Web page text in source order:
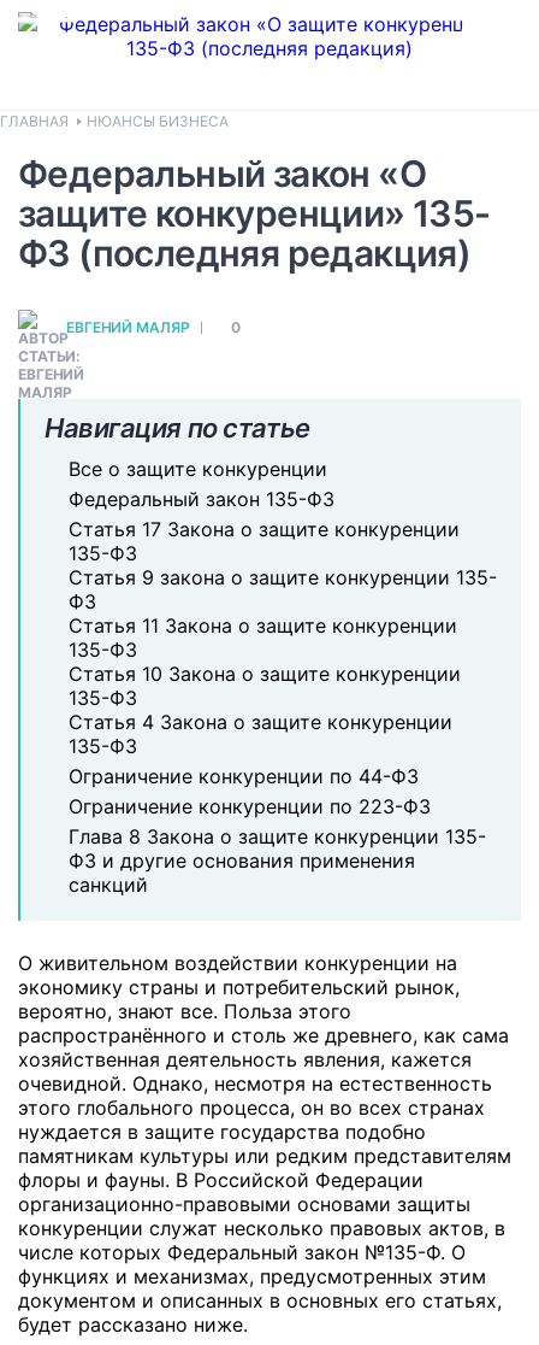
ГЛАВНАЯ НЮАНСЫ БИЗНЕСА
Федеральный закон «О
защите конкуренции» 135-
ФЗ (последняя редакция)
ЕВГЕНИЙ МАЛЯР 0
Навигация по статье
Все о защите конкуренции
Федеральный закон 135-ФЗ
Статья 17 Закона о защите конкуренции
135-ФЗ
Статья 9 закона о защите конкуренции 135-
ФЗ
Статья 11 Закона о защите конкуренции
135-ФЗ
Статья 10 Закона о защите конкуренции
135-ФЗ
Статья 4 Закона о защите конкуренции
135-ФЗ
Ограничение конкуренции по 44-ФЗ
Ограничение конкуренции по 223-ФЗ
Глава 8 Закона о защите конкуренции 135-
ФЗ и другие основания применения
санкций
О живительном воздействии конкуренции на
экономику страны и потребительский рынок,
вероятно, знают все. Польза этого
распространённого и столь же древнего, как сама
хозяйственная деятельность явления, кажется
очевидной. Однако, несмотря на естественность
этого глобального процесса, он во всех странах
нуждается в защите государства подобно
памятникам культуры или редким представителям
флоры и фауны. В Российской Федерации
организационно-правовыми основами защиты
конкуренции служат несколько правовых актов, в
числе которых Федеральный закон №135-Ф. О
функциях и механизмах, предусмотренных этим
документом и описанных в основных его статьях,
будет рассказано ниже.